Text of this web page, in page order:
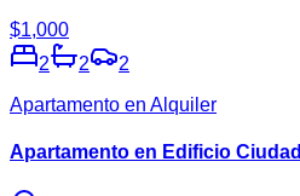
$1,000
2
2
2
Apartamento en Alquiler
Apartamento en Edificio